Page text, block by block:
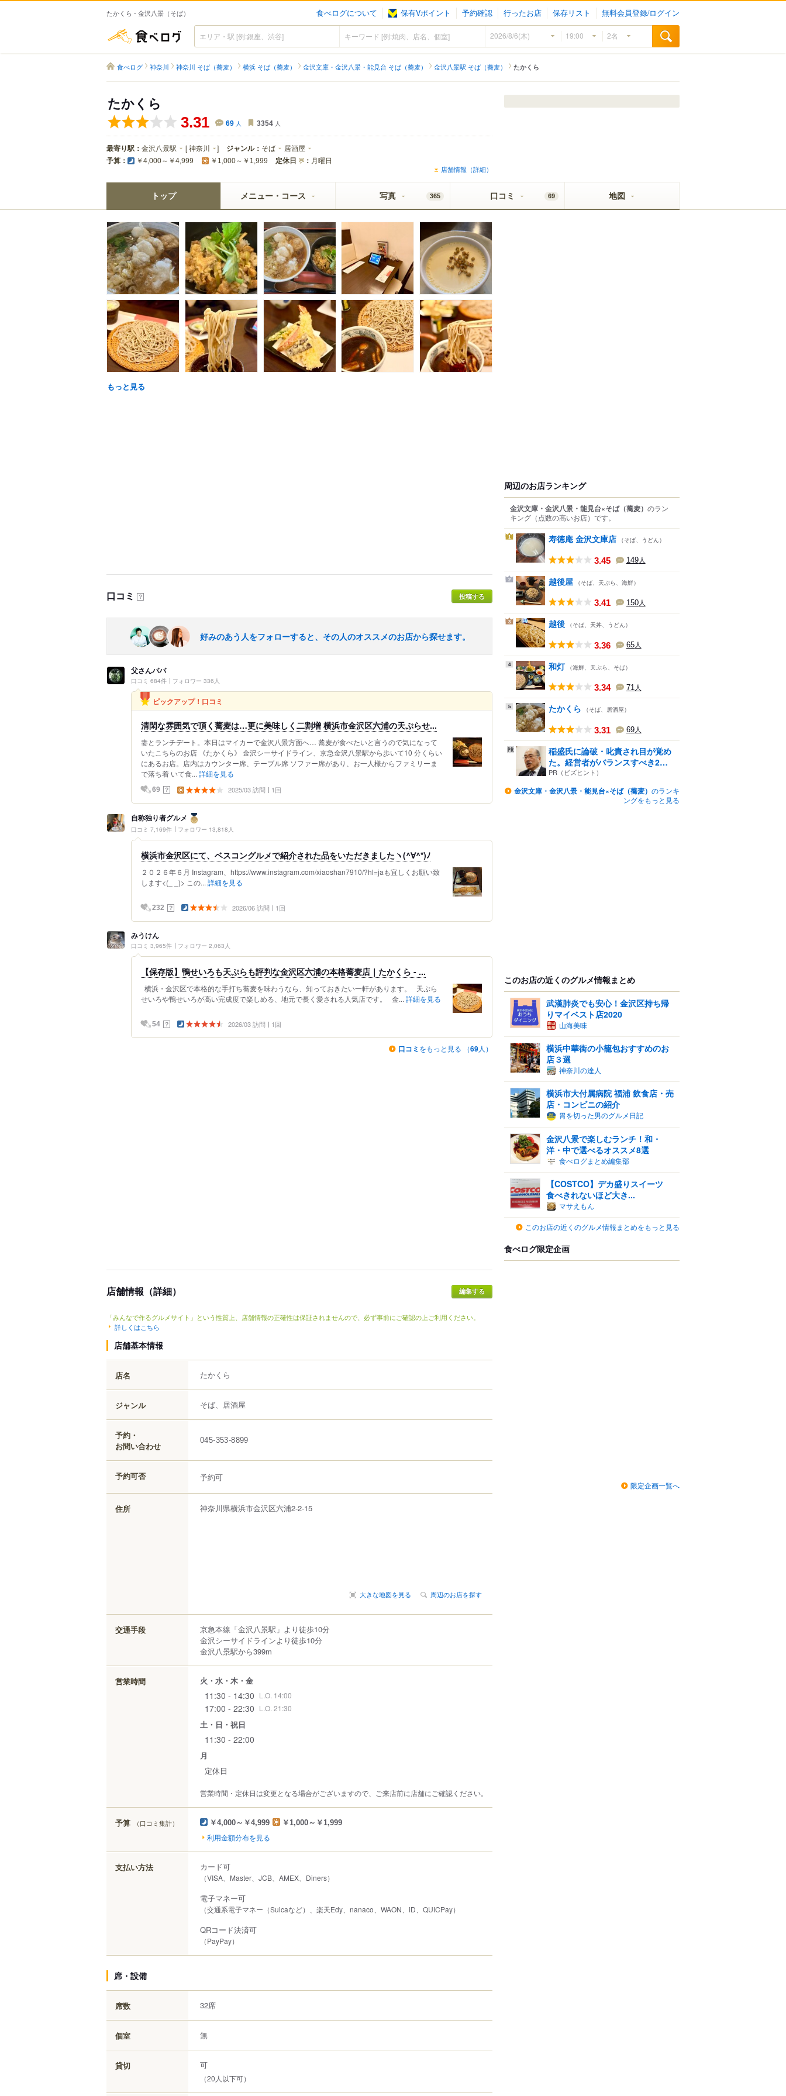
たかくら - 金沢八景（そば） 食べログについて 保有Vポイント 予約確認 行ったお店 保存リスト 無料会員登録/ログイン
食べログ
食べログ 神奈川 神奈川 そば（蕎麦） 横浜 そば（蕎麦） 金沢文庫・金沢八景・能見台 そば（蕎麦） 金沢八景駅 そば（蕎麦） たかくら
たかくら
3.31 69 人 3354 人
最寄り駅： 金沢八景駅 [神奈川 ] ジャンル： そば 居酒屋
予算： ￥4,000～￥4,999 ￥1,000～￥1,999 定休日 ： 月曜日
店舗情報（詳細）
トップ メニュー・コース 写真 365 口コミ 69 地図
もっと見る
口コミ ？ 投稿する
好みのあう人をフォローすると、その人のオススメのお店から探せます。
父さんパパ
口コミ 684件 フォロワー 336人
ピックアップ！口コミ
清閑な雰囲気で頂く蕎麦は…更に美味しく二割増 横浜市金沢区六浦の天ぷらせ...
妻とランチデート。本日はマイカーで金沢八景方面へ… 蕎麦が食べたいと言うので気になって
いたこちらのお店 《たかくら》 金沢シーサイドライン、京急金沢八景駅から歩いて10 分くらい
にあるお店。店内はカウンター席、テーブル席 ソファー席があり、お一人様からファミリーま
で落ち着 いて食... 詳細を見る
69 ？ 2025/03 訪問 1回
自称独り者グルメ
口コミ 7,169件 フォロワー 13,818人
横浜市金沢区にて、ベスコングルメで紹介された品をいただきましたヽ(^∀^*)ﾉ
２０２６年６月 Instagram、https://www.instagram.com/xiaoshan7910/?hl=jaも宜しくお願い致
します<(_ _)> この... 詳細を見る
232 ？ 2026/06 訪問 1回
みうけん
口コミ 3,965件 フォロワー 2,063人
【保存版】鴨せいろも天ぷらも評判な金沢区六浦の本格蕎麦店｜たかくら - ...
横浜・金沢区で本格的な手打ち蕎麦を味わうなら、知っておきたい一軒があります。 天ぷら
せいろや鴨せいろが高い完成度で楽しめる、地元で長く愛される人気店です。 金... 詳細を見る
54 ？ 2026/03 訪問 1回
口コミ をもっと見る （69人）
店舗情報（詳細）
「みんなで作るグルメサイト」という性質上、店舗情報の正確性は保証されませんので、必ず事前にご確認の上ご利用ください。
詳しくはこちら
店舗基本情報
店名 たかくら
ジャンル そば、居酒屋
予約・
お問い合わせ
045-353-8899
予約可否 予約可
住所 神奈川県横浜市金沢区六浦2-2-15
大きな地図を見る 周辺のお店を探す
交通手段
京急本線「金沢八景駅」より徒歩10分
金沢シーサイドラインより徒歩10分
金沢八景駅から399m
営業時間 火・水・木・金
11:30 - 14:30 L.O. 14:00
17:00 - 22:30 L.O. 21:30
土・日・祝日
11:30 - 22:00
月
定休日
営業時間・定休日は変更となる場合がございますので、ご来店前に店舗にご確認ください。
予算 （口コミ集計） ￥4,000～￥4,999 ￥1,000～￥1,999
利用金額分布を見る
支払い方法 カード可
（VISA、Master、JCB、AMEX、Diners）
電子マネー可
（交通系電子マネー（Suicaなど）、楽天Edy、nanaco、WAON、iD、QUICPay）
QRコード決済可
（PayPay）
席・設備
席数 32席
個室 無
貸切 可
（20人以下可）
周辺のお店ランキング
金沢文庫・金沢八景・能見台×そば（蕎麦） のラン
キング （点数の高いお店） です。
1 寿徳庵 金沢文庫店 （そば、うどん）
3.45 149人
2 越後屋 （そば、天ぷら、海鮮）
3.41 150人
3 越後 （そば、天丼、うどん）
3.36 65人
4 和灯 （海鮮、天ぷら、そば）
3.34 71 人
5 たかくら （そば、居酒屋）
3.31 69人
稲盛氏に論破・叱責され目が覚め
た。経営者がバランスすべき2
つ...
PR（ビズヒント）
金沢文庫・金沢八景・能見台×そば（蕎麦） のランキ
ングをもっと見る
このお店の近くのグルメ情報まとめ
武漢肺炎でも安心！金沢区持ち帰
りマイベスト店2020
山海美味
横浜中華街の小籠包おすすめのお
店３選
神奈川の達人
横浜市大付属病院 福浦 飲食店・売
店・コンビニの紹介
胃を切った男のグルメ日記
金沢八景で楽しむランチ！和・
洋・中で選べるオススメ8選
食べログまとめ編集部
【COSTCO】デカ盛りスイーツ
食べきれないほど大き...
マサえもん
このお店の近くのグルメ情報まとめをもっと見る
食べログ限定企画
限定企画一覧へ